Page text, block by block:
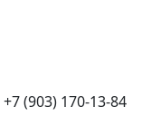
+7 (903) 170-13-84